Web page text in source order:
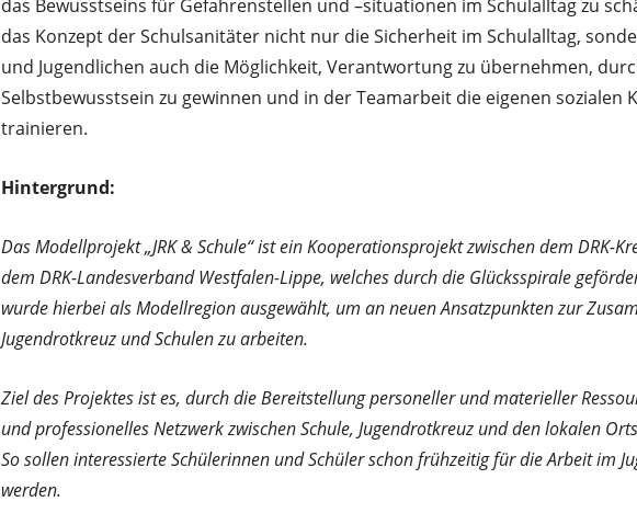
das Bewusstseins für Gefahrenstellen und –situationen im Schulalltag zu
das Konzept der Schulsanitäter nicht nur die Sicherheit im Schulalltag,
und Jugendlichen auch die Möglichkeit, Verantwortung zu übernehmen,
Selbstbewusstsein zu gewinnen und in der Teamarbeit die eigenen sozialen
trainieren.
Hintergrund:
Das Modellprojekt „JRK & Schule“ ist ein Kooperationsprojekt zwischen dem DRK-
dem DRK-Landesverband Westfalen-Lippe, welches durch die Glücksspirale
wurde hierbei als Modellregion ausgewählt, um an neuen Ansatzpunkten zur
Jugendrotkreuz und Schulen zu arbeiten.
Ziel des Projektes ist es, durch die Bereitstellung personeller und materieller
und professionelles Netzwerk zwischen Schule, Jugendrotkreuz und den lokalen
So sollen interessierte Schülerinnen und Schüler schon frühzeitig für die Arbeit im
werden.